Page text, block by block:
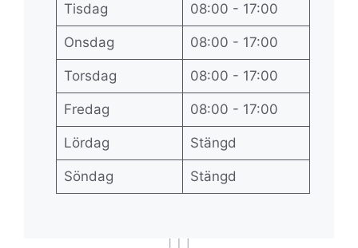
Tisdag 08:00 - 17:00
Onsdag 08:00 - 17:00
Torsdag 08:00 - 17:00
Fredag 08:00 - 17:00
Lördag Stängd
Söndag Stängd